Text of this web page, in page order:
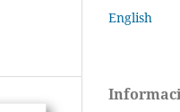
English